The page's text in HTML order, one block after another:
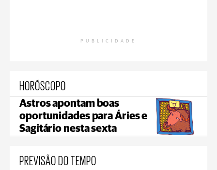
PUBLICIDADE
HORÓSCOPO
Astros apontam boas
oportunidades para Áries e
Sagitário nesta sexta
PREVISÃO DO TEMPO